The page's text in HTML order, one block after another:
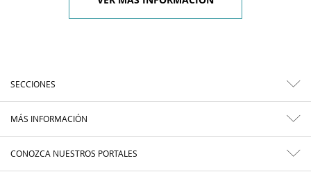
SECCIONES
MÁS INFORMACIÓN
CONOZCA NUESTROS PORTALES